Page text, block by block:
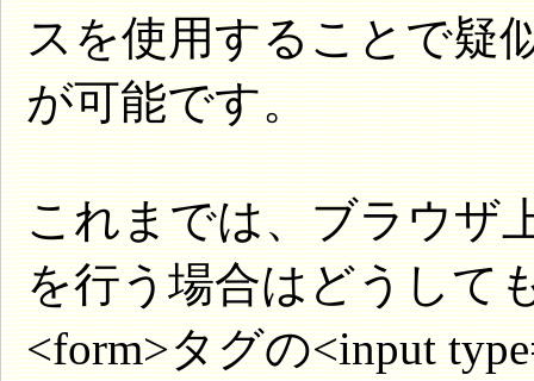
スを使用することで疑
が可能です。
これまでは、ブラウザ
を行う場合はどうして
<form>タグの<input